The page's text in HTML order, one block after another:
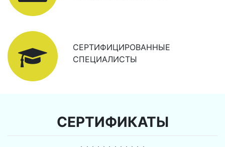
СЕРТИФИЦИРОВАННЫЕ
СПЕЦИАЛИСТЫ
СЕРТИФИКАТЫ